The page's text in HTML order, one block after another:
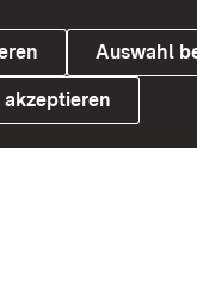
Auswahl